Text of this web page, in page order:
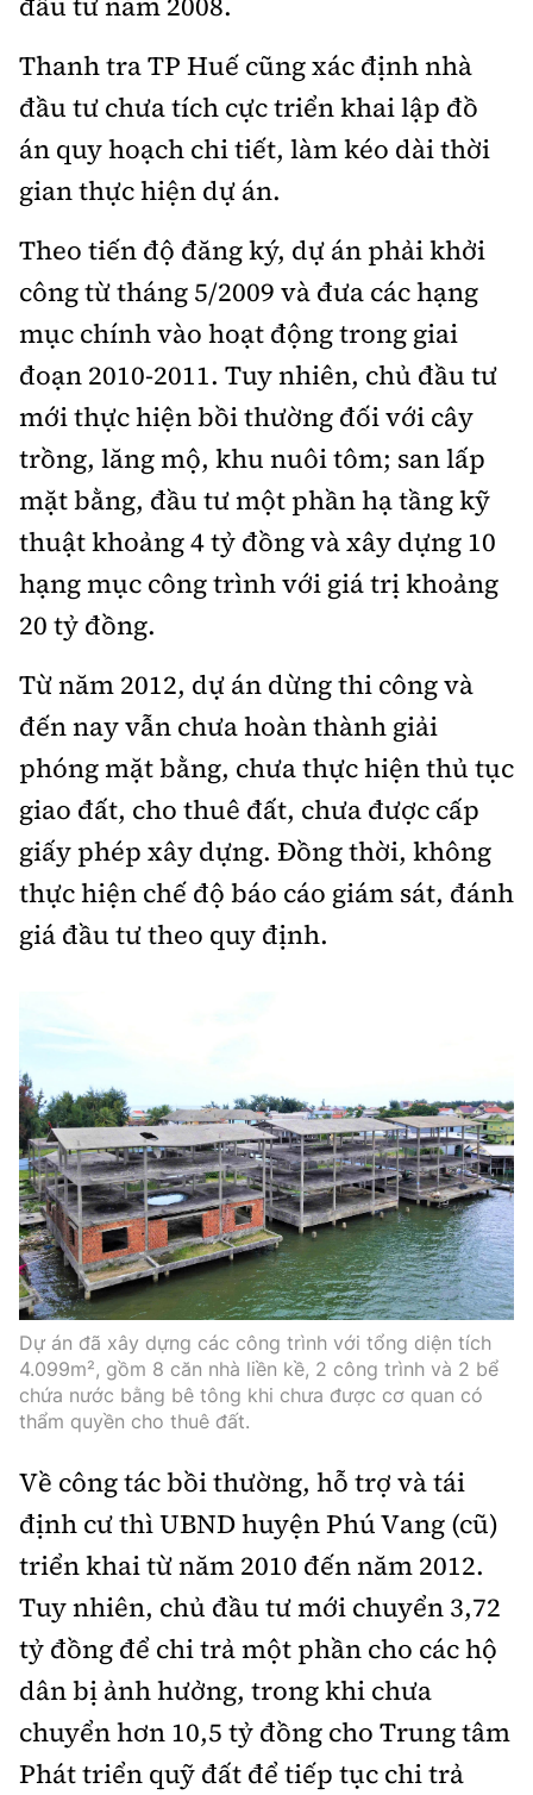
Thanh tra TP Huế cũng xác định nhà
đầu tư chưa tích cực triển khai lập đồ
án quy hoạch chi tiết, làm kéo dài thời
gian thực hiện dự án.
Theo tiến độ đăng ký, dự án phải khởi
công từ tháng 5/2009 và đưa các hạng
mục chính vào hoạt động trong giai
đoạn 2010-2011. Tuy nhiên, chủ đầu tư
mới thực hiện bồi thường đối với cây
trồng, lăng mộ, khu nuôi tôm; san lấp
mặt bằng, đầu tư một phần hạ tầng kỹ
thuật khoảng 4 tỷ đồng và xây dựng 10
hạng mục công trình với giá trị khoảng
20 tỷ đồng.
Từ năm 2012, dự án dừng thi công và
đến nay vẫn chưa hoàn thành giải
phóng mặt bằng, chưa thực hiện thủ tục
giao đất, cho thuê đất, chưa được cấp
giấy phép xây dựng. Đồng thời, không
thực hiện chế độ báo cáo giám sát, đánh
giá đầu tư theo quy định.
Dự án đã xây dựng các công trình với tổng diện tích
4.099m², gồm 8 căn nhà liền kề, 2 công trình và 2 bể
chứa nước bằng bê tông khi chưa được cơ quan có
thẩm quyền cho thuê đất.
Về công tác bồi thường, hỗ trợ và tái
định cư thì UBND huyện Phú Vang (cũ)
triển khai từ năm 2010 đến năm 2012.
Tuy nhiên, chủ đầu tư mới chuyển 3,72
tỷ đồng để chi trả một phần cho các hộ
dân bị ảnh hưởng, trong khi chưa
chuyển hơn 10,5 tỷ đồng cho Trung tâm
Phát triển quỹ đất để tiếp tục chi trả